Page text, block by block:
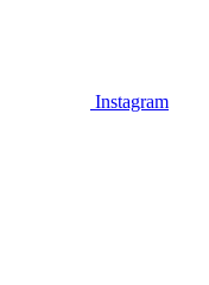
Instagram